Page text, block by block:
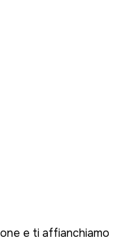
e ti affianchiamo